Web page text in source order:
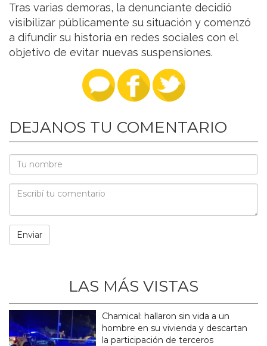
Tras varias demoras, la denunciante decidió
visibilizar públicamente su situación y comenzó
a difundir su historia en redes sociales con el
objetivo de evitar nuevas suspensiones.
DEJANOS TU COMENTARIO
LAS MÁS VISTAS
Chamical: hallaron sin vida a un
hombre en su vivienda y descartan
la participación de terceros